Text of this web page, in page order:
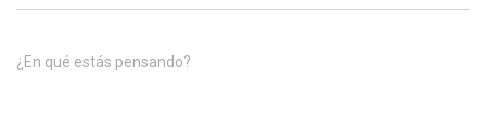
¿En qué estás pensando?